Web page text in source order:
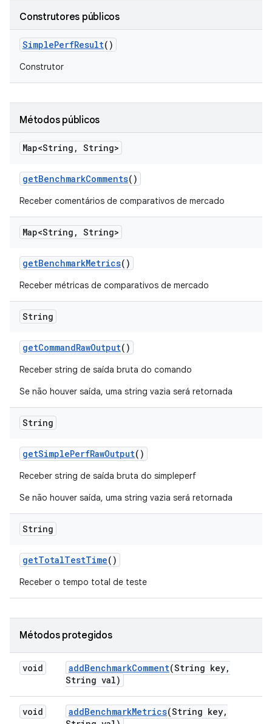
Construtores públicos
SimplePerfResult()
Construtor
Métodos públicos
Map<String , String>
getBenchmarkComments()
Receber comentários de comparativos de mercado
Map<String , String>
getBenchmarkMetrics()
Receber métricas de comparativos de mercado
String
getCommandRawOutput()
Receber string de saída bruta do comando
Se não houver saída, uma string vazia será retornada
String
getSimplePerfRawOutput()
Receber string de saída bruta do simpleperf
Se não houver saída, uma string vazia será retornada
String
getTotalTestTime()
Receber o tempo total de teste
Métodos protegidos
void addBenchmarkComment(String key,
String val)
void addBenchmarkMetrics(String key,